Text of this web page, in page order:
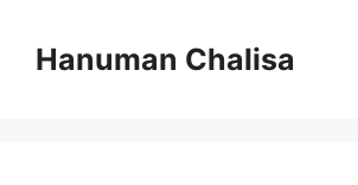
contentHanuman Chalisa